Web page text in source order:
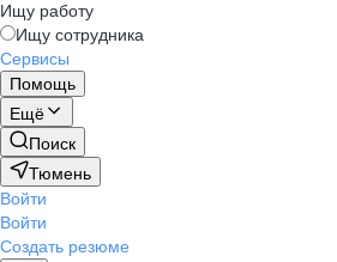
Ищу работу
Ищу сотрудника
Сервисы
Помощь
Ещё
Поиск
Тюмень
Войти
Войти
Создать резюме